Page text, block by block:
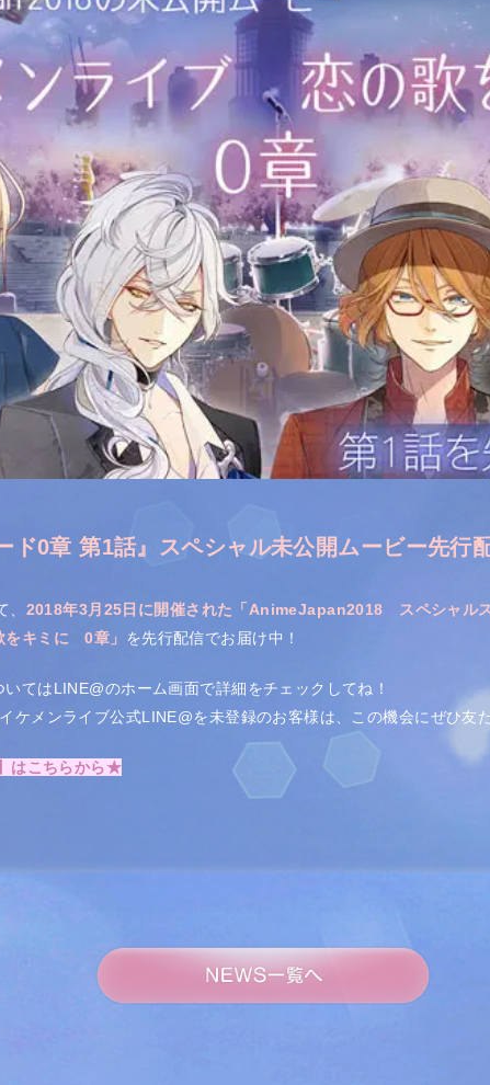
ド0章 第1話』スペシャル未公開ムービー先行
2018年3月25日に開催された「AnimeJapan2018 スペシャルス
キミに 0章」 を先行配信でお届け中！
てはLINE@のホーム画面で詳細をチェックしてね！
ケメンライブ公式LINE@を未登録のお客様は、この機会にぜひ友
はこちらから★